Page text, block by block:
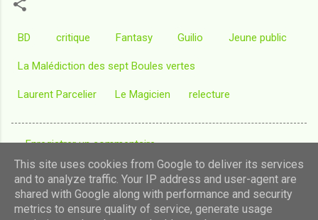
BD critique Fantasy Guilio Jeune public
La Malédiction des sept Boules vertes
Laurent Parcelier Le Magicien relecture
C
o
m
Enregistrer un commentaire
Fourni par Blogger
This site uses cookies from Google to deliver its services
and to analyze traffic. Your IP address and user-agent are
shared with Google along with performance and security
metrics to ensure quality of service, generate usage